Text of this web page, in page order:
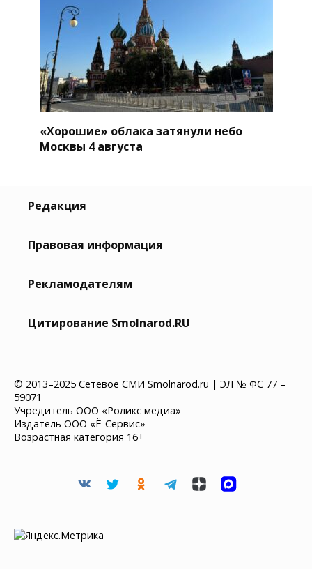
«Хорошие» облака затянули небо
Москвы 4 августа
Редакция
Правовая информация
Рекламодателям
Цитирование Smolnarod.RU
© 2013–2025 Сетевое СМИ Smolnarod.ru | ЭЛ № ФС 77 –
59071
Учредитель ООО «Роликс медиа»
Издатель ООО «Ё-Сервис»
Возрастная категория 16+